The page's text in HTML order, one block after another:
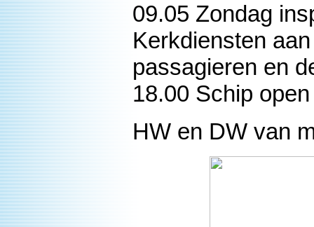
09.05 Zondag
Kerkdiensten
passagieren en
18.00 Schip
HW en DW van